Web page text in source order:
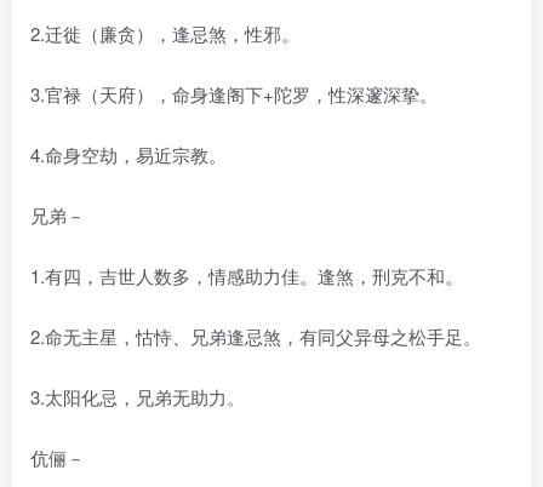
2.迁徙（廉贪），逢忌煞，性邪。
3.官禄（天府），命身逢阁下+陀罗，性深邃深挚。
4.命身空劫，易近宗教。
兄弟－
1.有四，吉世人数多，情感助力佳。逢煞，刑克不和。
2.命无主星，怙恃、兄弟逢忌煞，有同父异母之松手足。
3.太阳化忌，兄弟无助力。
伉俪－